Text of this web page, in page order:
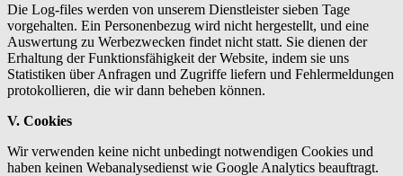
Die Log-files werden von unserem Dienstleister sieben Tage
vorgehalten. Ein Personenbezug wird nicht hergestellt, und eine
Auswertung zu Werbezwecken findet nicht statt. Sie dienen der
Erhaltung der Funktionsfähigkeit der Website, indem sie uns
Statistiken über Anfragen und Zugriffe liefern und Fehlermeldungen
protokollieren, die wir dann beheben können.
V. Cookies
Wir verwenden keine nicht unbedingt notwendigen Cookies und
haben keinen Webanalysedienst wie Google Analytics beauftragt.